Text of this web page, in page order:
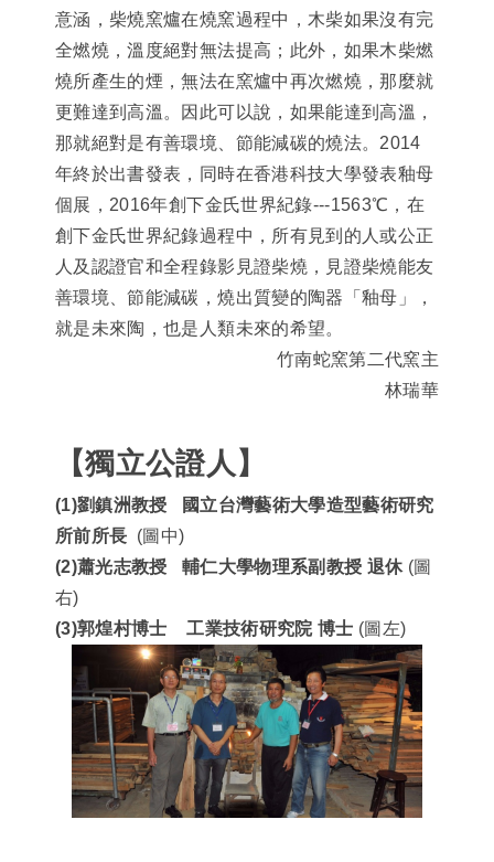
意涵，柴燒窯爐在燒窯過程中，木柴如果沒有完
全燃燒，溫度絕對無法提高；此外，如果木柴燃
燒所產生的煙，無法在窯爐中再次燃燒，那麼就
更難達到高溫。因此可以說，如果能達到高溫，
那就絕對是有善環境、節能減碳的燒法。2014
年終於出書發表，同時在香港科技大學發表釉母
個展，2016年創下金氏世界紀錄---1563℃，在
創下金氏世界紀錄過程中，所有見到的人或公正
人及認證官和全程錄影見證柴燒，見證柴燒能友
善環境、節能減碳，燒出質變的陶器「釉母」，
就是未來陶，也是人類未來的希望。
竹南蛇窯第二代窯主
林瑞華
【獨立公證人】
(1)劉鎮洲教授
國立台灣藝術大學造型藝術研究
所前所長 (圖中)
(2)蕭光志教授 輔仁大學物理系副教授 退休 (圖
右)
(3)郭煌村博士 工業技術研究院 博士 (圖左)